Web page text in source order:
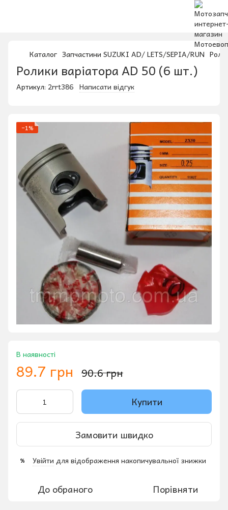
Каталог Запчастини SUZUKI AD/ LETS/SEPIA/RUN
Ролики варіатора AD 50 (6 шт.)
Артикул: 2rrt386 Написати відгук
−1%
В наявності
89.7 грн 90.6 грн
Купити
Замовити швидко
% Увійти для відображення накопичувальної знижки
До обраного Порівняти